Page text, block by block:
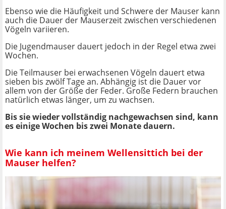
Ebenso wie die Häufigkeit und Schwere der Mauser kann
auch die Dauer der Mauserzeit zwischen verschiedenen
Vögeln variieren.
Die Jugendmauser dauert jedoch in der Regel etwa zwei
Wochen.
Die Teilmauser bei erwachsenen Vögeln dauert etwa
sieben bis zwölf Tage an. Abhängig ist die Dauer vor
allem von der Größe der Feder. Große Federn brauchen
natürlich etwas länger, um zu wachsen.
Bis sie wieder vollständig nachgewachsen sind, kann
es einige Wochen bis zwei Monate dauern.
Wie kann ich meinem Wellensittich bei der
Mauser helfen?